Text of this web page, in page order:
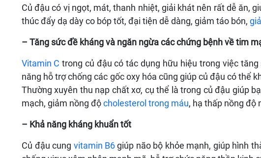
Củ đậu có vị ngọt, mát, thanh nhiệt, giải khát nên rất dễ ăn,
thúc đẩy dạ dày co bóp tốt, đại tiện dễ dàng, giảm táo bón,
– Tăng sức đề kháng và ngăn ngừa các chứng bệnh về tim
Vitamin C trong củ đậu có tác dụng hữu hiệu trong việc
năng hỗ trợ chống các gốc oxy hóa cũng giúp củ đậu có thể
Thường xuyên thu nạp chất xơ, cụ thể là trong củ đậu giúp
mạch, giảm nồng độcholesterol trong máu, hạ thấp nồng độ
– Khả năng kháng khuẩn tốt
Củ đậu cung vitamin B6giúp não bộ khỏe mạnh, giúp hình